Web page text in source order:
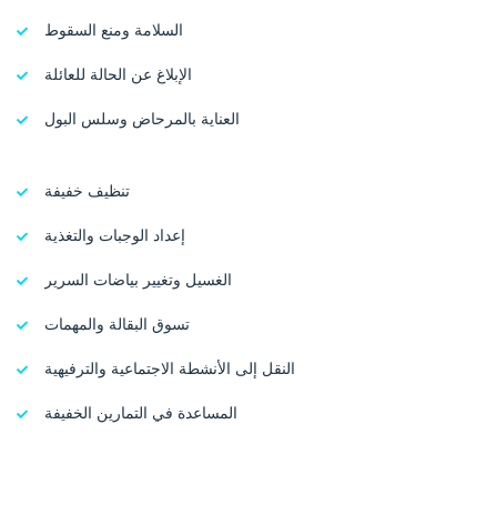
السلامة ومنع السقوط
الإبلاغ عن الحالة للعائلة
العناية بالمرحاض وسلس البول
تنظيف خفيفة
إعداد الوجبات والتغذية
الغسيل وتغيير بياضات السرير
تسوق البقالة والمهمات
النقل إلى الأنشطة الاجتماعية والترفيهية
المساعدة في التمارين الخفيفة